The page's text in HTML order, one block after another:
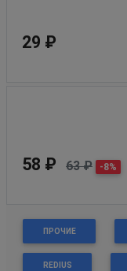
29 ₽
58 ₽ 63 ₽ -8%
ПРОЧИЕ
REDIUS